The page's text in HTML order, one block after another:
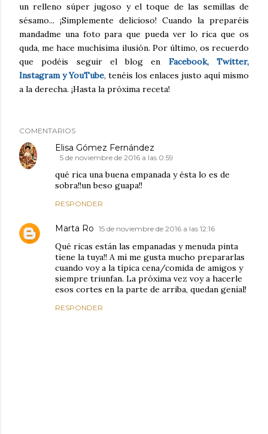
un relleno súper jugoso y el toque de las semillas de
sésamo... ¡Simplemente delicioso! Cuando la preparéis
mandadme una foto para que pueda ver lo rica que os
quda, me hace muchísima ilusión. Por último, os recuerdo
que podéis seguir el blog en Facebook, Twitter,
Instagram y YouTube, tenéis los enlaces justo aquí mismo
a la derecha. ¡Hasta la próxima receta!
COMENTARIOS
Elisa Gómez Fernández
5 de noviembre de 2016 a las 0:59
qué rica una buena empanada y ésta lo es de
sobra!!un beso guapa!!
RESPONDER
Marta Ro 15 de noviembre de 2016 a las 12:16
Qué ricas están las empanadas y menuda pinta
tiene la tuya!! A mí me gusta mucho prepararlas
cuando voy a la típica cena/comida de amigos y
siempre triunfan. La próxima vez voy a hacerle
esos cortes en la parte de arriba, quedan genial!
RESPONDER